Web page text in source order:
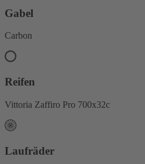
Gabel
Carbon
Reifen
Vittoria Zaffiro Pro 700x32c
Laufräder